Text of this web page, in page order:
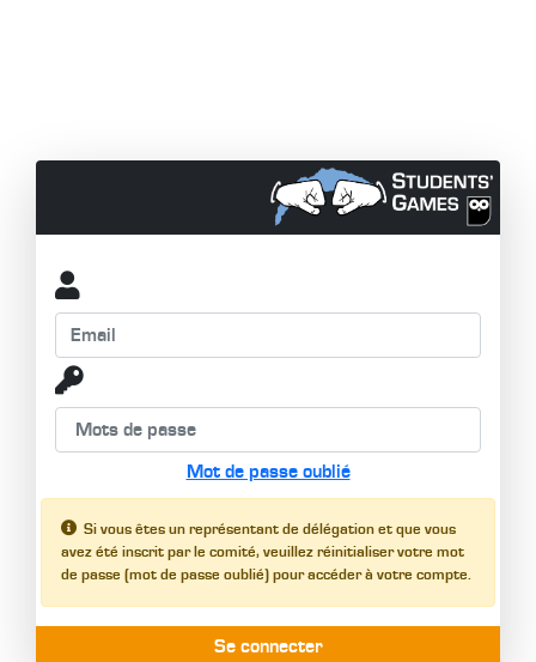
Mot de passe oublié
Si vous êtes un représentant de délégation et que vous
avez été inscrit par le comité, veuillez réinitialiser votre mot
de passe (mot de passe oublié) pour accéder à votre compte.
Se connecter